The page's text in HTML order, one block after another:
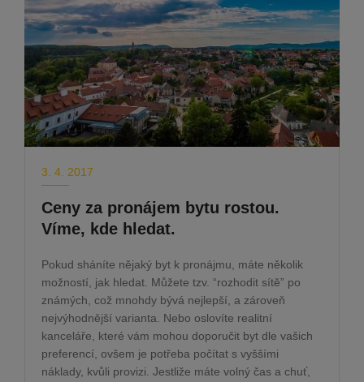
3. 4. 2017
Ceny za pronájem bytu rostou.
Víme, kde hledat.
Pokud sháníte nějaký byt k pronájmu, máte několik
možností, jak hledat. Můžete tzv. “rozhodit sítě” po
známých, což mnohdy bývá nejlepší, a zároveň
nejvýhodnější varianta. Nebo oslovíte realitní
kanceláře, které vám mohou doporučit byt dle vašich
preferencí, ovšem je potřeba počítat s vyššími
náklady, kvůli provizi. Jestliže máte volný čas a chuť,